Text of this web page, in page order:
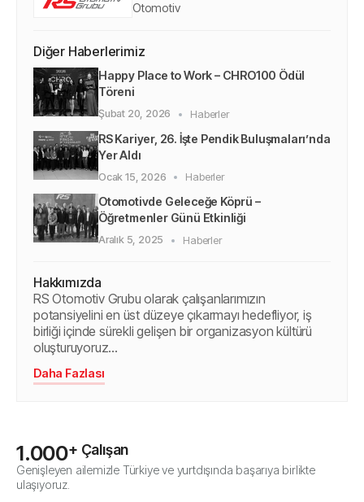
Otomotiv
Diğer Haberlerimiz
Happy Place to Work – CHRO100 Ödül
Töreni
Şubat 20, 2026 Haberler
RS Kariyer, 26. İşte Pendik Buluşmaları’nda
Yer Aldı
Ocak 15, 2026 Haberler
Otomotivde Geleceğe Köprü –
Öğretmenler Günü Etkinliği
Aralık 5, 2025 Haberler
Hakkımızda
RS Otomotiv Grubu olarak çalışanlarımızın
potansiyelini en üst düzeye çıkarmayı hedefliyor, iş
birliği içinde sürekli gelişen bir organizasyon kültürü
oluşturuyoruz…
Daha Fazlası
Genişleyen ailemizle Türkiye ve yurtdışında başarıya birlikte
ulaşıyoruz.
1.000+ Çalışan